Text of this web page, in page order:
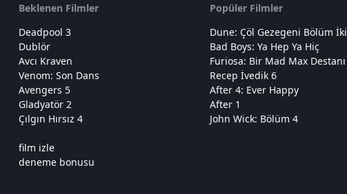
Beklenen Filmler
Deadpool 3
Dublör
Avcı Kraven
Venom: Son Dans
Avengers 5
Gladyatör 2
Çılgın Hırsız 4
Popüler Filmler
Dune: Çöl Gezegeni Bölüm İki
Bad Boys: Ya Hep Ya Hiç
Furiosa: Bir Mad Max Destanı
Recep İvedik 6
After 4: Ever Happy
After 1
John Wick: Bölüm 4
film izle
deneme bonusu